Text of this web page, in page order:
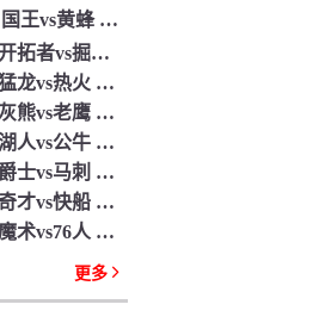
07月18日 NBA夏季联赛 国王vs黄蜂 全场录像回放
07月17日 NBA夏季联赛 开拓者vs掘金 全场录像回放
07月17日 NBA夏季联赛 猛龙vs热火 全场录像回放
07月17日 NBA夏季联赛 灰熊vs老鹰 全场录像回放
07月17日 NBA夏季联赛 湖人vs公牛 全场录像回放
07月16日 NBA夏季联赛 爵士vs马刺 全场录像回放
07月16日 NBA夏季联赛 奇才vs快船 全场录像回放
07月16日 NBA夏季联赛 魔术vs76人 全场录像回放
更多